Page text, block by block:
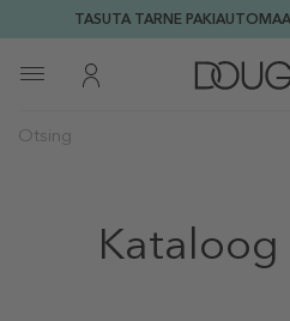
TASUTA TARNE
Kataloog